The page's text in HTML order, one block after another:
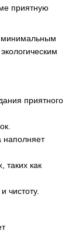
приятную
минимальным
приятного
наполняет
таких как
чистоту.